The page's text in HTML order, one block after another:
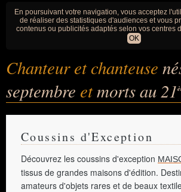
En poursuivant votre navigation, vous acceptez
de réaliser des statistiques d'audiences et vous
contenus ou publicités adaptés selon vos centres
OK
Chanteur et chanteuse
septembre etmorts au 21
Coussins d'Exception
Découvrez les coussins d'exception
tissus de grandes maisons d'édition.
amateurs d'objets rares et de beaux